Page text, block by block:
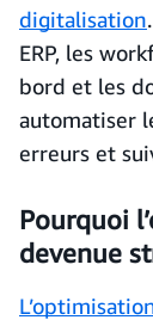
digitalisation
ERP, les
bord et les
automatiser
erreurs et
Pourquoi
devenue